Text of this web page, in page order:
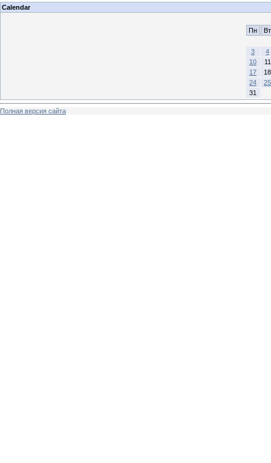
Calendar
Пн
Вт
3
4
10
11
17
18
24
25
31
Полная версия сайта